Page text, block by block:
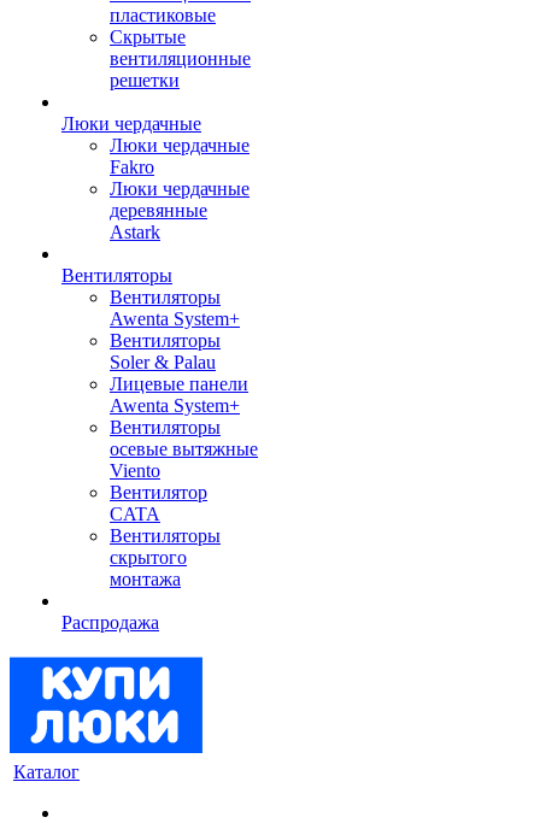
пластиковые
Скрытые
вентиляционные
решетки
Люки чердачные
Люки чердачные
Fakro
Люки чердачные
деревянные
Astark
Вентиляторы
Вентиляторы
Awenta System+
Вентиляторы
Soler & Palau
Лицевые панели
Awenta System+
Вентиляторы
осевые вытяжные
Viento
Вентилятор
CATA
Вентиляторы
скрытого
монтажа
Распродажа
Каталог